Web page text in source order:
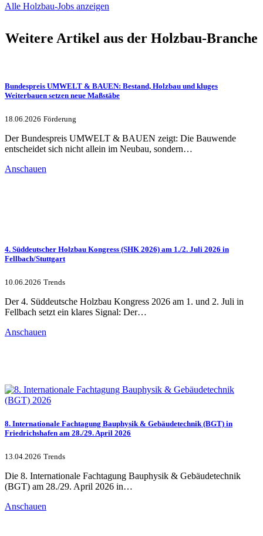
Alle Holzbau-Jobs anzeigen
Weitere Artikel aus der Holzbau-Branche
Bundespreis UMWELT & BAUEN: Bestand, Holzbau und kluges
Weiterbauen setzen neue Maßstäbe
18.06.2026 Förderung
Der Bundespreis UMWELT & BAUEN zeigt: Die Bauwende
entscheidet sich nicht allein im Neubau, sondern…
Anschauen
4. Süddeutscher Holzbau Kongress (SHK 2026) am 1./2. Juli 2026 in
Fellbach/Stuttgart
10.06.2026 Trends
Der 4. Süddeutsche Holzbau Kongress 2026 am 1. und 2. Juli in
Fellbach setzt ein klares Signal: Der…
Anschauen
8. Internationale Fachtagung Bauphysik & Gebäudetechnik (BGT) in
Friedrichshafen am 28./29. April 2026
13.04.2026 Trends
Die 8. Internationale Fachtagung Bauphysik & Gebäudetechnik
(BGT) am 28./29. April 2026 in…
Anschauen